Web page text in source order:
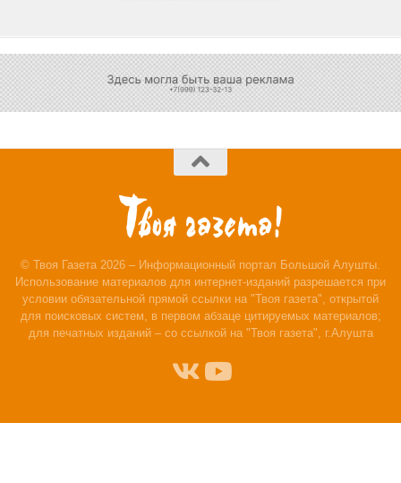
© Твоя Газета 2026 – Информационный портал Большой Алушты.
Использование материалов для интернет-изданий разрешается при
условии обязательной прямой ссылки на "Твоя газета", открытой
для поисковых систем, в первом абзаце цитируемых материалов;
для печатных изданий – со ссылкой на "Твоя газета", г.Алушта